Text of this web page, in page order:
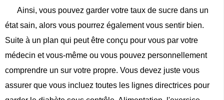
Ainsi, vous pouvez garder votre taux de sucre dans un
état sain, alors vous pourrez également vous sentir bien.
Suite à un plan qui peut être conçu pour vous par votre
médecin et vous-même ou vous pouvez personnellement
comprendre un sur votre propre. Vous devez juste vous
assurer que vous incluez toutes les lignes directrices pour